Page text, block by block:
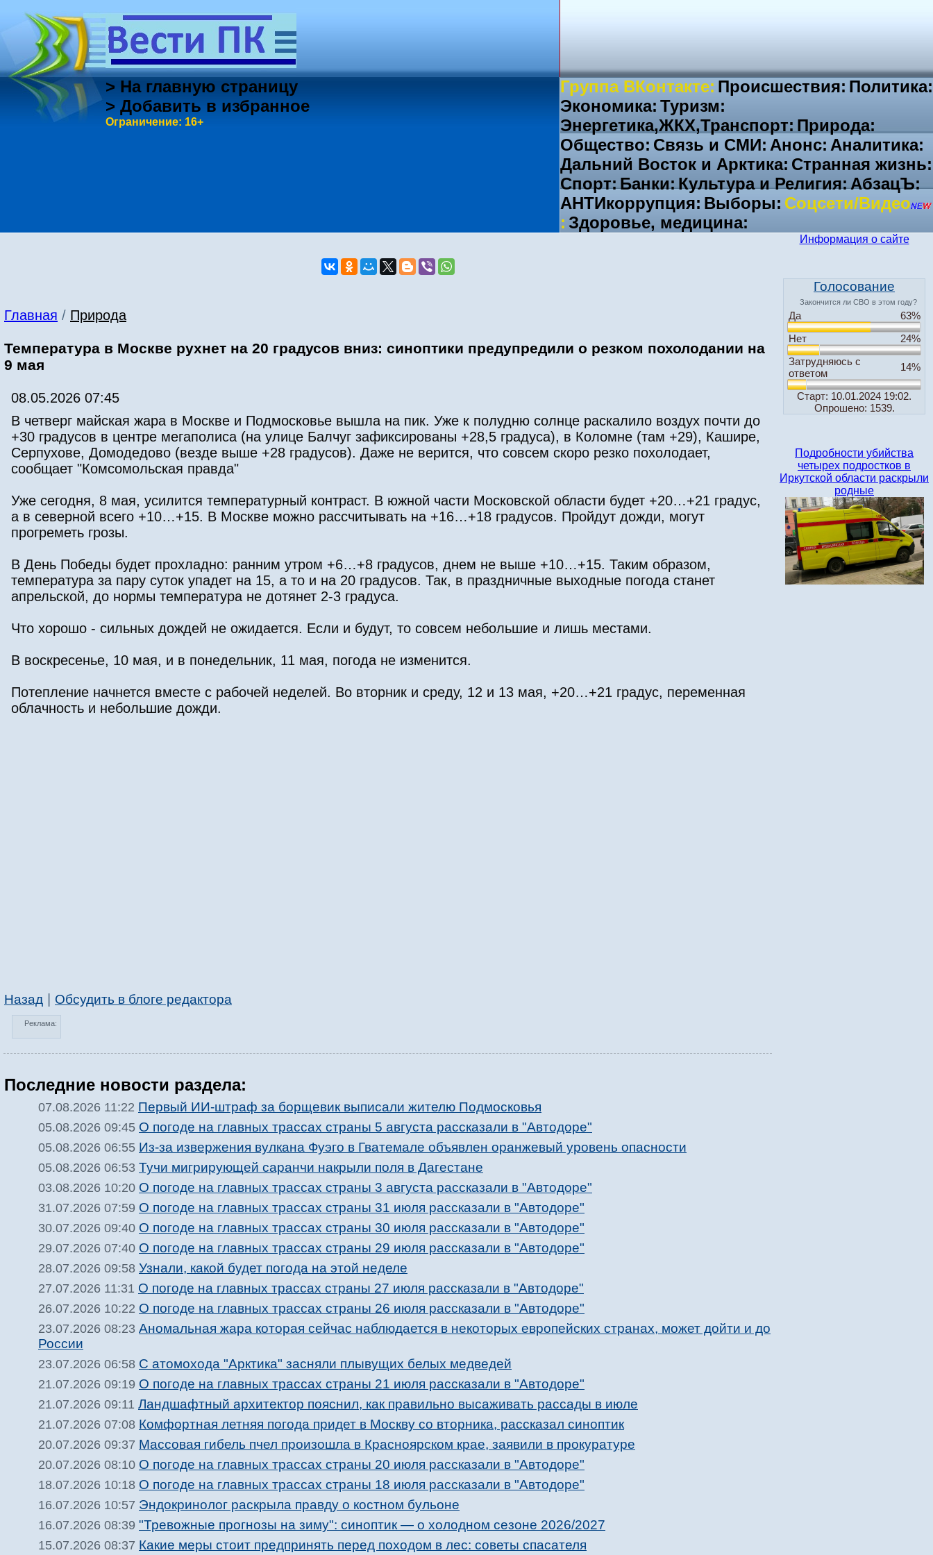
> На главную страницу
> Добавить в избранное
Ограничение: 16+
Группа ВКонтакте: Происшествия: Политика:
Экономика: Туризм:
Энергетика,ЖКХ,Транспорт: Природа:
Общество: Связь и СМИ: Анонс: Аналитика:
Дальний Восток и Арктика: Странная жизнь:
Спорт:Банки:Культура и Религия:АбзацЪ:
АНТИкоррупция: Выборы: Соцсети/Видео
: Здоровье, медицина:
Главная / Природа
Температура в Москве рухнет на 20 градусов вниз: синоптики предупредили о резком похолодании на
9 мая
08.05.2026 07:45
В четверг майская жара в Москве и Подмосковье вышла на пик. Уже к полудню солнце раскалило воздух почти до
+30 градусов в центре мегаполиса (на улице Балчуг зафиксированы +28,5 градуса), в Коломне (там +29), Кашире,
Серпухове, Домодедово (везде выше +28 градусов). Даже не верится, что совсем скоро резко похолодает,
сообщает "Комсомольская правда"
Уже сегодня, 8 мая, усилится температурный контраст. В южной части Московской области будет +20…+21 градус,
а в северной всего +10…+15. В Москве можно рассчитывать на +16…+18 градусов. Пройдут дожди, могут
прогреметь грозы.
В День Победы будет прохладно: ранним утром +6…+8 градусов, днем не выше +10…+15. Таким образом,
температура за пару суток упадет на 15, а то и на 20 градусов. Так, в праздничные выходные погода станет
апрельской, до нормы температура не дотянет 2-3 градуса.
Что хорошо - сильных дождей не ожидается. Если и будут, то совсем небольшие и лишь местами.
В воскресенье, 10 мая, и в понедельник, 11 мая, погода не изменится.
Потепление начнется вместе с рабочей неделей. Во вторник и среду, 12 и 13 мая, +20…+21 градус, переменная
облачность и небольшие дожди.
Назад Обсудить в блоге редактора
Реклама:
Последние новости раздела:
07.08.2026 11:22 Первый ИИ-штраф за борщевик выписали жителю Подмосковья
05.08.2026 09:45 О погоде на главных трассах страны 5 августа рассказали в "Автодоре"
05.08.2026 06:55 Из-за извержения вулкана Фуэго в Гватемале объявлен оранжевый уровень опасности
05.08.2026 06:53 Тучи мигрирующей саранчи накрыли поля в Дагестане
03.08.2026 10:20 О погоде на главных трассах страны 3 августа рассказали в "Автодоре"
31.07.2026 07:59 О погоде на главных трассах страны 31 июля рассказали в "Автодоре"
30.07.2026 09:40 О погоде на главных трассах страны 30 июля рассказали в "Автодоре"
29.07.2026 07:40 О погоде на главных трассах страны 29 июля рассказали в "Автодоре"
28.07.2026 09:58 Узнали, какой будет погода на этой неделе
27.07.2026 11:31 О погоде на главных трассах страны 27 июля рассказали в "Автодоре"
26.07.2026 10:22 О погоде на главных трассах страны 26 июля рассказали в "Автодоре"
23.07.2026 08:23 Аномальная жара которая сейчас наблюдается в некоторых европейских странах, может дойти и до
России
23.07.2026 06:58 С атомохода "Арктика" засняли плывущих белых медведей
21.07.2026 09:19 О погоде на главных трассах страны 21 июля рассказали в "Автодоре"
21.07.2026 09:11 Ландшафтный архитектор пояснил, как правильно высаживать рассады в июле
21.07.2026 07:08 Комфортная летняя погода придет в Москву со вторника, рассказал синоптик
20.07.2026 09:37 Массовая гибель пчел произошла в Красноярском крае, заявили в прокуратуре
20.07.2026 08:10 О погоде на главных трассах страны 20 июля рассказали в "Автодоре"
18.07.2026 10:18 О погоде на главных трассах страны 18 июля рассказали в "Автодоре"
16.07.2026 10:57 Эндокринолог раскрыла правду о костном бульоне
16.07.2026 08:39 "Тревожные прогнозы на зиму": синоптик — о холодном сезоне 2026/2027
15.07.2026 08:37 Какие меры стоит предпринять перед походом в лес: советы спасателя
Информация о сайте
Голосование
Закончится ли СВО в этом году?
Да
63%
Нет
24%
Затрудняюсь с
ответом
14%
Старт: 10.01.2024 19:02.
Опрошено: 1539.
Подробности убийства
четырех подростков в
Иркутской области раскрыли
родные